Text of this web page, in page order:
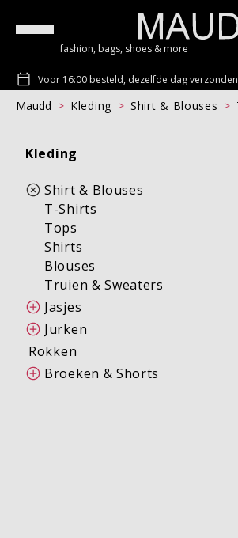
fashion, bags, shoes & more
Voor 16:00 besteld, dezelfde dag verzonden
Maudd Kleding Shirt & Blouses
Kleding
Shirt & Blouses
T-Shirts
Tops
Shirts
Blouses
Truien & Sweaters
Jasjes
Jurken
Rokken
Broeken & Shorts